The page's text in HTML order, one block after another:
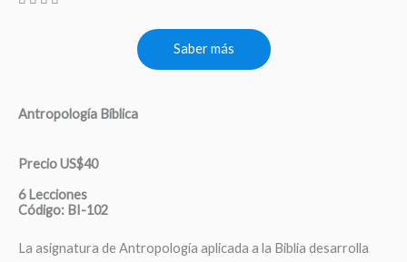
Saber más
Antropología Bíblica
Precio US$40
6 Lecciones
Código: BI-102
La asignatura de Antropología aplicada a la Biblia desarrolla